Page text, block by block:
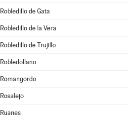
Robledillo de Gata
Robledillo de la Vera
Robledillo de Trujillo
Robledollano
Romangordo
Rosalejo
Ruanes